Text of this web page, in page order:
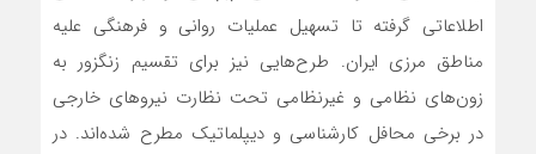
اطلاعاتی گرفته تا تسهیل عملیات روانی و فرهنگی علیه
مناطق مرزی ایران. طرح‌هایی نیز برای تقسیم زنگزور به
زون‌های نظامی و غیرنظامی تحت نظارت نیروهای خارجی
در برخی محافل کارشناسی و دیپلماتیک مطرح شده‌اند. در